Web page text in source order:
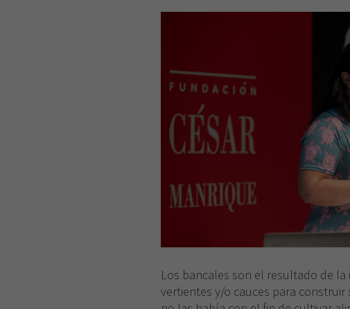
Los bancales son el resultado de
vertientes y/o cauces para